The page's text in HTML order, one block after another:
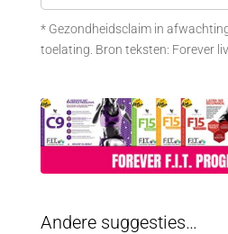
* Gezondheidsclaim in
toelating. Bron teksten: Forever
Andere suggesties…